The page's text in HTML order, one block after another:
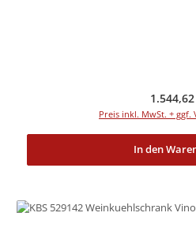
Preis inkl. MwSt. + ggf.
In den